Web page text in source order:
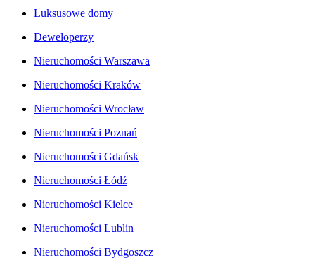
Luksusowe domy
Deweloperzy
Nieruchomości Warszawa
Nieruchomości Kraków
Nieruchomości Wrocław
Nieruchomości Poznań
Nieruchomości Gdańsk
Nieruchomości Łódź
Nieruchomości Kielce
Nieruchomości Lublin
Nieruchomości Bydgoszcz